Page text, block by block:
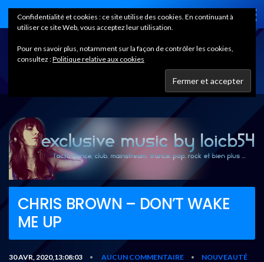
Home
CHRIS BROWN – DON’T WAKE
ME UP
30 AVR, 2020,13:08:03 • AUCUN COMMENTAIRE •
NOUVEAUTÉ
Confidentialité et cookies : ce site utilise des cookies. En continuant à
utiliser ce site Web, vous acceptez leur utilisation.
Pour en savoir plus, notamment sur la façon de contrôler les cookies,
consultez :Politique relative aux cookies